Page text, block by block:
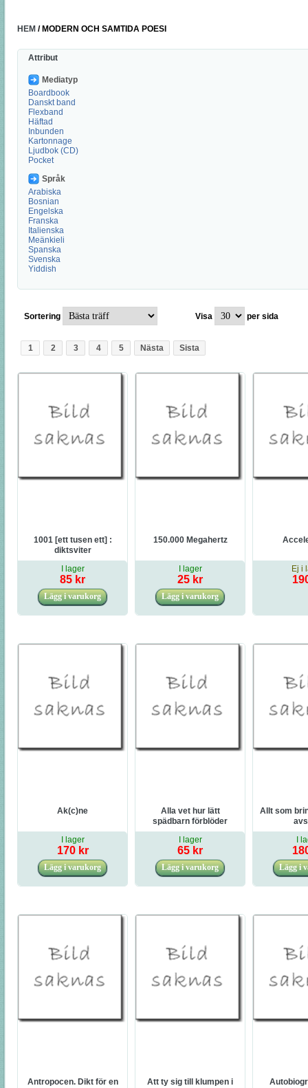
HEM / MODERN OCH SAMTIDA POESI
Attribut
Mediatyp
Boardbook
Danskt band
Flexband
Häftad
Inbunden
Kartonnage
Ljudbok (CD)
Pocket
Språk
Arabiska
Bosnian
Engelska
Franska
Italienska
Meänkieli
Spanska
Svenska
Yiddish
Sortering Visa per sida
1 2 3 4 5 Nästa Sista
1001 [ett tusen ett] :
diktsviter
I lager
85 kr
150.000 Megahertz
I lager
25 kr
Ej i
Ak(c)ne
I lager
170 kr
Alla vet hur lätt
spädbarn förblöder
I lager
65 kr
Allt som
I
Antropocen. Dikt för en
Att ty sig till klumpen i